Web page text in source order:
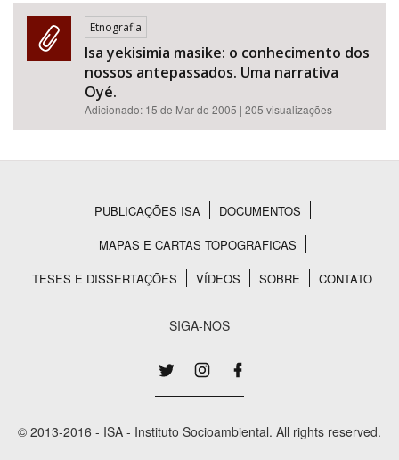
Etnografia
Isa yekisimia masike: o conhecimento dos
nossos antepassados. Uma narrativa
Oyé.
Adicionado: 15 de Mar de 2005 | 205 visualizações
Rodapé
PUBLICAÇÕES ISA
DOCUMENTOS
MAPAS E CARTAS TOPOGRAFICAS
TESES E DISSERTAÇÕES
VÍDEOS SOBRE CONTATO
SIGA-NOS
© 2013-2016 - ISA - Instituto Socioambiental. All rights reserved.